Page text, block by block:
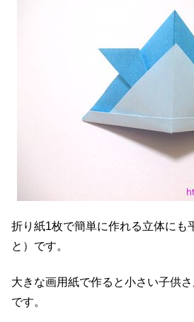
折り紙1枚で簡単に作れる立体にも
と）です。
大きな画用紙で作ると小さい子供
です。